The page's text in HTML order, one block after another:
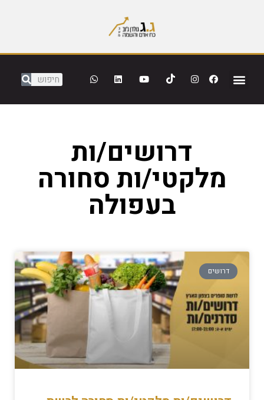
דרושים/ות
מלקטי/ות סחורה
בעפולה
דרושים